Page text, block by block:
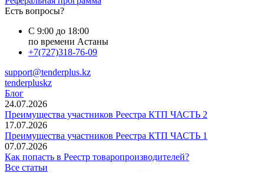
Есть вопросы?
С 9:00 до 18:00
по времени Астаны
+7(727)318-76-09
support@tenderplus.kz
tenderpluskz
Блог
24.07.2026
Преимущества участников Реестра КТП ЧАСТЬ 2
17.07.2026
Преимущества участников Реестра КТП ЧАСТЬ 1
07.07.2026
Как попасть в Реестр товаропроизводителей?
Все статьи